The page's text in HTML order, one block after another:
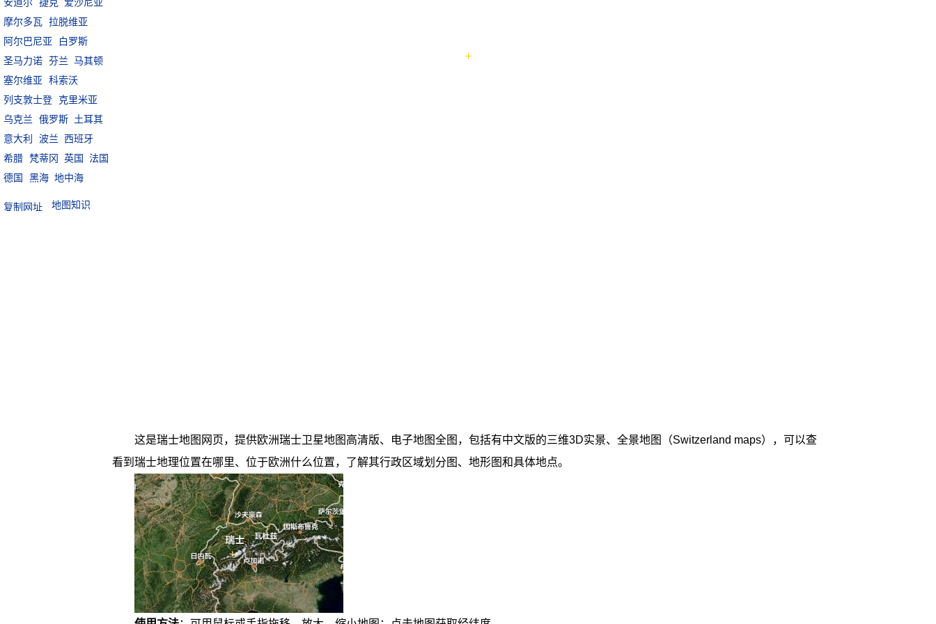
摩尔多瓦 拉脱维亚
阿尔巴尼亚
白罗斯
圣马力诺 芬兰 马其顿
塞尔维亚 科索沃
列支敦士登
克里米亚
乌克兰
俄罗斯 土耳其
意大利
波兰 西班牙
希腊 梵蒂冈 英国
法国
德国
黑海 地中海
地图知识
这是瑞士地图网页，提供欧洲瑞士卫星地图高清版、电子地图全图，包括有中文版的三维3D实景、全景地图（Switzerland maps），可以查
看到瑞士地理位置在哪里、位于欧洲什么位置，了解其行政区域划分图、地形图和具体地点。